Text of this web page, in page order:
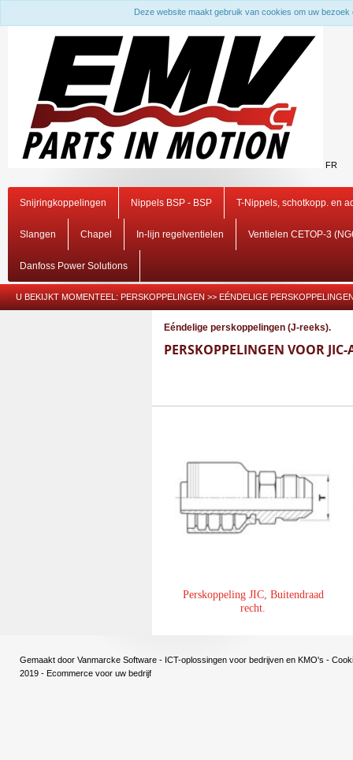
Deze website maakt gebruik van cookies om uw
FR
Snijringkoppelingen Nippels BSP - BSP T-Nippels, schotkopp. en
Slangen Chapel In-lijn regelventielen Ventielen CETOP-3
Danfoss Power Solutions
U BEKIJKT MOMENTEEL: PERSKOPPELINGEN>>EÉNDELIGE
Eéndelige perskoppelingen (J-reeks).
PERSKOPPELINGEN VOOR
Perskoppeling JIC, Buitendraad
recht.
Gemaakt door Vanmarcke Software - ICT-oplossingen voor bedrijven en KMO's -
2019 - Ecommerce voor uw bedrijf